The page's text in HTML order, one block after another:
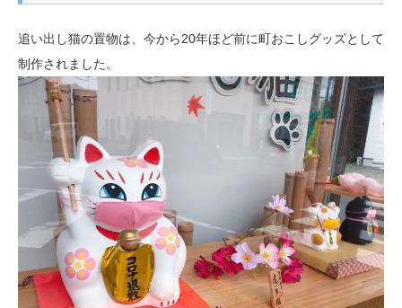
追い出し猫の置物は、今から20年ほど前に町おこしグッズとして
制作されました。